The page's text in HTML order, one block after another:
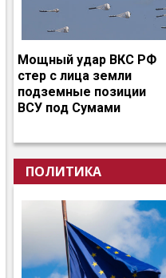
Мощный удар ВКС РФ
стер с лица земли
подземные позиции
ВСУ под Сумами
ПОЛИТИКА